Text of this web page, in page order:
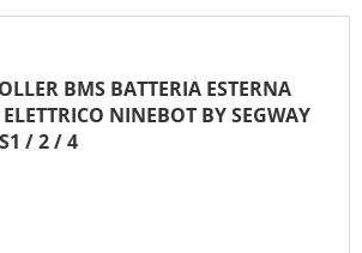
BMS BATTERIA ESTERNA
NINEBOT BY SEGWAY
/ 2 / 4